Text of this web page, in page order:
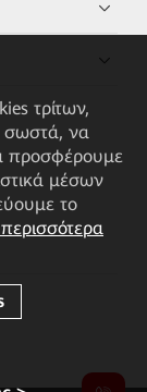
τρίτων,
σωστά, να
προσφέρουμε
μέσων
το